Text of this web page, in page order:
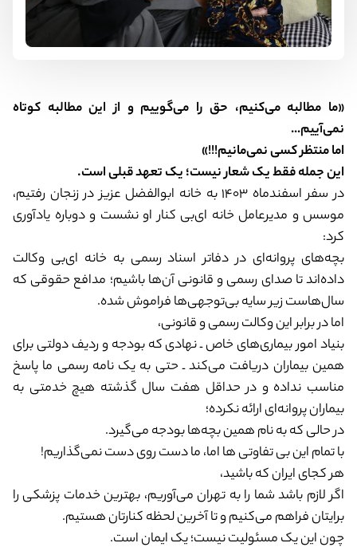
«ما مطالبه می‌کنیم، حق را می‌گوییم و از این مطالبه کوتاه
نمی‌آییم…
اما منتظر کسی نمی‌مانیم!!!»
این جمله فقط یک شعار نیست؛ یک تعهد قبلی است.
در سفر اسفندماه ۱۴۰۳ به خانه‌ ابوالفضل عزیز در زنجان رفتیم،
موسس و مدیرعامل خانه ای‌بی کنار او نشست و دوباره یادآوری
کرد:
بچه‌های پروانه‌ای در دفاتر اسناد رسمی به خانه ای‌بی وکالت
داده‌اند تا صدای رسمی و قانونی آن‌ها باشیم؛ مدافع حقوقی که
سال‌هاست زیر سایه بی‌توجهی‌ها فراموش شده.
اما در برابر این وکالت رسمی و قانونی،
بنیاد امور بیماری‌های خاص ـ نهادی که بودجه و ردیف دولتی برای
همین بیماران دریافت می‌کند ـ حتی به یک نامه رسمی ما پاسخ
مناسب نداده و در حداقل هفت سال گذشته هیچ خدمتی به
بیماران پروانه‌ای ارائه نکرده؛
در حالی که به نام همین بچه‌ها بودجه می‌گیرد.
با تمام این بی تفاوتی ها اما، ما دست روی دست نمی‌گذاریم!
هر کجای ایران که باشید،
اگر لازم باشد شما را به تهران می‌آوریم، بهترین خدمات پزشکی را
برایتان فراهم می‌کنیم و تا آخرین لحظه کنارتان هستیم.
چون این یک مسئولیت نیست؛ یک ایمان است.